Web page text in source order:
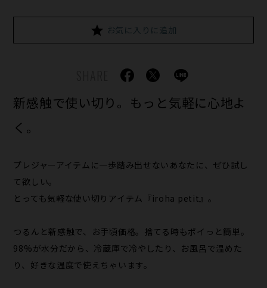
お気に入りに追加
新感触で使い切り。もっと気軽に心地よ
く。
プレジャーアイテムに一歩踏み出せないあなたに、ぜひ試し
て欲しい。
とっても気軽な使い切りアイテム『iroha petit』。
つるんと新感触で、お手頃価格。捨てる時もポイっと簡単。
98%が水分だから、冷蔵庫で冷やしたり、お風呂で温めた
り、好きな温度で使えちゃいます。